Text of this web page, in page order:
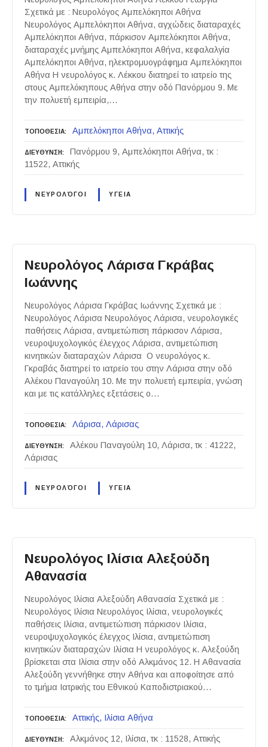
Σχετικά με : Νευρολόγος Αμπελόκηποι Αθήνα
Νευρολόγος Αμπελόκηποι Αθήνα, αγχώδεις διαταραχές
Αμπελόκηποι Αθήνα, πάρκισον Αμπελόκηποι Αθήνα,
διαταραχές μνήμης Αμπελόκηποι Αθήνα, κεφαλαλγία
Αμπελόκηποι Αθήνα, ηλεκτρομυογράφημα Αμπελόκηποι
Αθήνα Η νευρολόγος κ. Λέκκου διατηρεί το ιατρείο της
στους Αμπελόκηπους Αθήνα στην οδό Πανόρμου 9. Με
την πολυετή εμπειρία,…
ΤΟΠΟΘΕΣΙΑ Αμπελόκηποι Αθήνα Αττικής
ΔΙΕΥΘΥΝΣΗ
Πανόρμου 9, Αμπελόκηποι Αθήνα, τκ :
11522, Αττικής
ΝΕΥΡΟΛΌΓΟΙ ΥΓΕΙΑ
Νευρολόγος Λάρισα Γκράβας
Ιωάννης
Νευρολόγος Λάρισα Γκράβας Ιωάννης Σχετικά με :
Νευρολόγος Λάρισα Νευρολόγος Λάρισα, νευρολογικές
παθήσεις Λάρισα, αντιμετώπιση πάρκισον Λάρισα,
νευροψυχολογικός έλεγχος Λάρισα, αντιμετώπιση
κινητικών διαταραχών Λάρισα Ο νευρολόγος κ.
Γκραβάς διατηρεί το ιατρείο του στην Λάρισα στην οδό
Αλέκου Παναγούλη 10. Με την πολυετή εμπειρία, γνώση
και με τις κατάλληλες εξετάσεις ο…
ΤΟΠΟΘΕΣΙΑ Λάρισα Λάρισας
ΔΙΕΥΘΥΝΣΗ
Αλέκου Παναγούλη 10, Λάρισα, τκ : 41222,
Λάρισας
ΝΕΥΡΟΛΌΓΟΙ ΥΓΕΙΑ
Νευρολόγος Ιλίσια Αλεξούδη
Αθανασία
Νευρολόγος Ιλίσια Αλεξούδη Αθανασία Σχετικά με :
Νευρολόγος Ιλίσια Νευρολόγος Ιλίσια, νευρολογικές
παθήσεις Ιλίσια, αντιμετώπιση πάρκισον Ιλίσια,
νευροψυχολογικός έλεγχος Ιλίσια, αντιμετώπιση
κινητικών διαταραχών Ιλίσια Η νευρολόγος κ. Αλεξούδη
βρίσκεται στα Ιλίσια στην οδό Αλκμάνος 12. Η Αθανασία
Αλεξούδη γεννήθηκε στην Αθήνα και αποφοίτησε από
το τμήμα Ιατρικής του Εθνικού Καποδιστριακού…
ΤΟΠΟΘΕΣΙΑ Αττικής Ιλίσια Αθήνα
ΔΙΕΥΘΥΝΣΗ Αλκμάνος 12, Ιλίσια, τκ : 11528, Αττικής